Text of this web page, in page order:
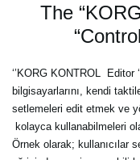
The
‘’KORG KONTROL Editor
bilgisayarlarını, kendi
setlemeleri edit etmek ve
kolayca kullanabilmeleri
Örnek olarak; kullanıcılar